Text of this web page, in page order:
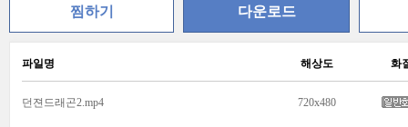
찜하기 다운로드
파일명 해상도 화
던젼드래곤2.mp4 720x480